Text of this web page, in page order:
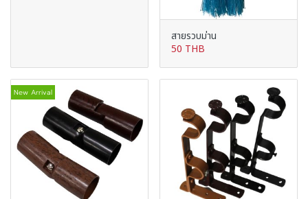
สายรวบม่าน
50 THB
New Arrival